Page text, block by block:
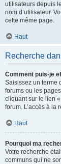
utilisateurs depuis
nom d’utilisateur.
cette même page.
Haut
Recherche
Comment puis-je
Saisissez un terme
forums ou les
cliquant sur le lien
forum. L’accès à la
Haut
Pourquoi ma
Votre recherche
communs qui ne